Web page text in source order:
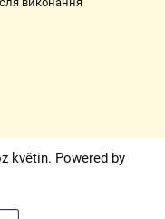
květin. Powered by